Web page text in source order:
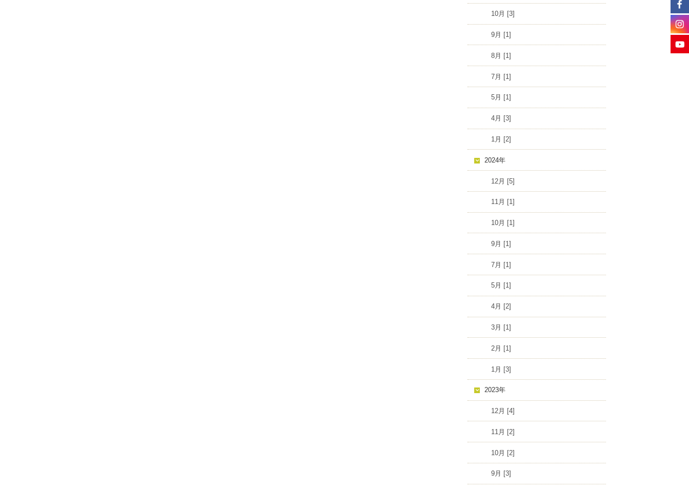
10月 [3]
9月 [1]
8月 [1]
7月 [1]
5月 [1]
4月 [3]
1月 [2]
2024年
12月 [5]
11月 [1]
10月 [1]
9月 [1]
7月 [1]
5月 [1]
4月 [2]
3月 [1]
2月 [1]
1月 [3]
2023年
12月 [4]
11月 [2]
10月 [2]
9月 [3]